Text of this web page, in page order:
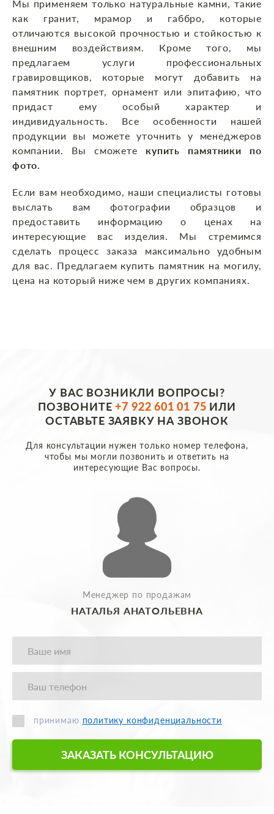
Мы применяем только натуральные камни, такие
как гранит, мрамор и габбро, которые
отличаются высокой прочностью и стойкостью к
внешним воздействиям. Кроме того, мы
предлагаем услуги профессиональных
гравировщиков, которые могут добавить на
памятник портрет, орнамент или эпитафию, что
придаст ему особый характер и
индивидуальность. Все особенности нашей
продукции вы можете уточнить у менеджеров
компании. Вы сможете купить памятники по
фото.
Если вам необходимо, наши специалисты готовы
выслать вам фотографии образцов и
предоставить информацию о ценах на
интересующие вас изделия. Мы стремимся
сделать процесс заказа максимально удобным
для вас. Предлагаем купить памятник на могилу,
цена на который ниже чем в других компаниях.
У ВАС ВОЗНИКЛИ ВОПРОСЫ?
ПОЗВОНИТЕ+7 922 601 01 75 ИЛИ
ОСТАВЬТЕ ЗАЯВКУ НА ЗВОНОК
Для консультации нужен только номер телефона,
чтобы мы могли позвонить и ответить на
интересующие Вас вопросы.
Менеджер по продажам
НАТАЛЬЯ АНАТОЛЬЕВНА
принимаю политику конфиденциальности
ЗАКАЗАТЬ КОНСУЛЬТАЦИЮ